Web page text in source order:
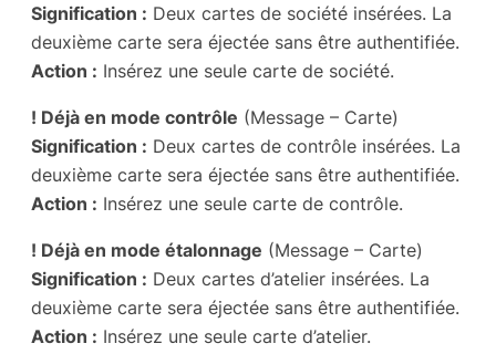
Signification : Deux cartes de société insérées. La
deuxième carte sera éjectée sans être authentifiée.
Action : Insérez une seule carte de société.
! Déjà en mode contrôle (Message – Carte)
Signification : Deux cartes de contrôle insérées. La
deuxième carte sera éjectée sans être authentifiée.
Action : Insérez une seule carte de contrôle.
! Déjà en mode étalonnage (Message – Carte)
Signification : Deux cartes d’atelier insérées. La
deuxième carte sera éjectée sans être authentifiée.
Action : Insérez une seule carte d’atelier.